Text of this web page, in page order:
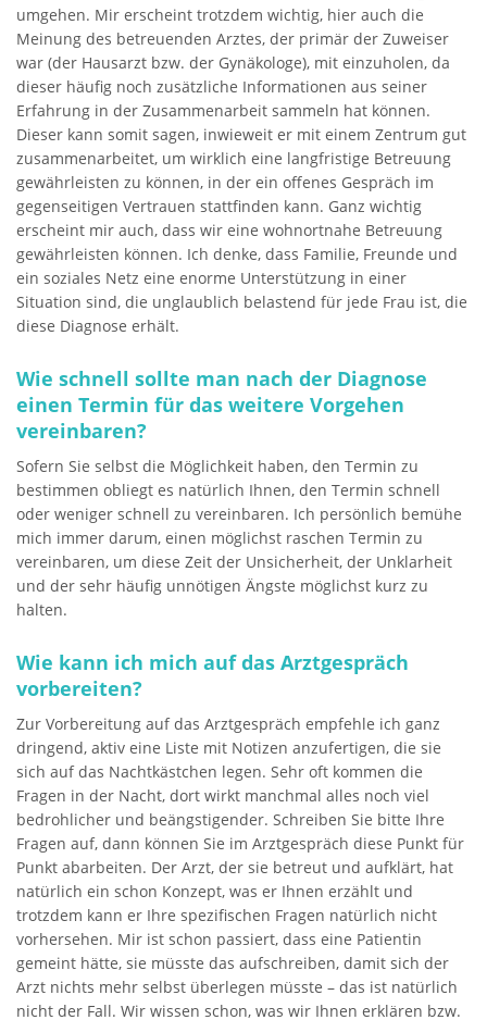
umgehen. Mir erscheint trotzdem wichtig, hier auch die
Meinung des betreuenden Arztes, der primär der Zuweiser
war (der Hausarzt bzw. der Gynäkologe), mit einzuholen, da
dieser häufig noch zusätzliche Informationen aus seiner
Erfahrung in der Zusammenarbeit sammeln hat können.
Dieser kann somit sagen, inwieweit er mit einem Zentrum gut
zusammenarbeitet, um wirklich eine langfristige Betreuung
gewährleisten zu können, in der ein offenes Gespräch im
gegenseitigen Vertrauen stattfinden kann. Ganz wichtig
erscheint mir auch, dass wir eine wohnortnahe Betreuung
gewährleisten können. Ich denke, dass Familie, Freunde und
ein soziales Netz eine enorme Unterstützung in einer
Situation sind, die unglaublich belastend für jede Frau ist, die
diese Diagnose erhält.
Wie schnell sollte man nach der Diagnose
einen Termin für das weitere Vorgehen
vereinbaren?
Sofern Sie selbst die Möglichkeit haben, den Termin zu
bestimmen obliegt es natürlich Ihnen, den Termin schnell
oder weniger schnell zu vereinbaren. Ich persönlich bemühe
mich immer darum, einen möglichst raschen Termin zu
vereinbaren, um diese Zeit der Unsicherheit, der Unklarheit
und der sehr häufig unnötigen Ängste möglichst kurz zu
halten.
Wie kann ich mich auf das Arztgespräch
vorbereiten?
Zur Vorbereitung auf das Arztgespräch empfehle ich ganz
dringend, aktiv eine Liste mit Notizen anzufertigen, die sie
sich auf das Nachtkästchen legen. Sehr oft kommen die
Fragen in der Nacht, dort wirkt manchmal alles noch viel
bedrohlicher und beängstigender. Schreiben Sie bitte Ihre
Fragen auf, dann können Sie im Arztgespräch diese Punkt für
Punkt abarbeiten. Der Arzt, der sie betreut und aufklärt, hat
natürlich ein schon Konzept, was er Ihnen erzählt und
trotzdem kann er Ihre spezifischen Fragen natürlich nicht
vorhersehen. Mir ist schon passiert, dass eine Patientin
gemeint hätte, sie müsste das aufschreiben, damit sich der
Arzt nichts mehr selbst überlegen müsste – das ist natürlich
nicht der Fall. Wir wissen schon, was wir Ihnen erklären bzw.